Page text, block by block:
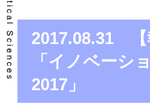
2017.08.31 【
「イノベーシ
2017」